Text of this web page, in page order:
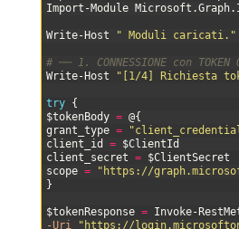
Import-Module Microsoft .Graph.
Write-Host " Moduli caricati."
# ── 1. CONNESSIONE con TOKEN
Write-Host
"[1/4] Richiesta
try {
$tokenBody = @{
grant_type =
client_id
= $ClientId
client_secret = $ClientSecret
scope =
"https://
}
$tokenResponse = Invoke-
-Uri
"https://